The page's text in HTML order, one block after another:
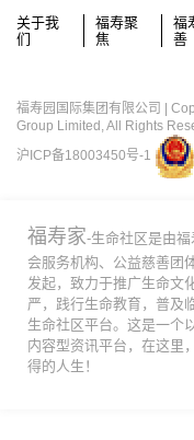
关于我
们
福寿聚
焦
福
善
福寿园国际集团有限公司 |
Group Limited, All Rights
沪ICP备18003450号-1
福寿家-生命社区是由
会服务机构、公益慈善团
发起，致力于推广生命文
严，践行生命教育，普及
生命社区平台。这是一个
内容型资讯平台，在这里
得的人生！